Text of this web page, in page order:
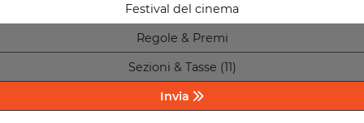
Festival del cinema
Regole & Premi
Sezioni & Tasse (11)
Invia